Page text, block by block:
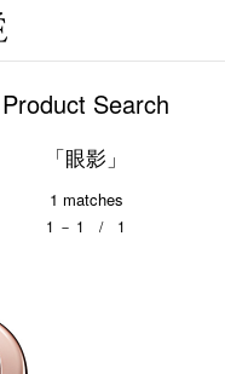
Product Search
「眼影」
1 matches
1 － 1 / 1